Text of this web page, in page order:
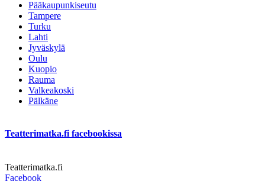
Pääkaupunkiseutu
Tampere
Turku
Lahti
Jyväskylä
Oulu
Kuopio
Rauma
Valkeakoski
Pälkäne
Teatterimatka.fi facebookissa
Teatterimatka.fi
Facebook